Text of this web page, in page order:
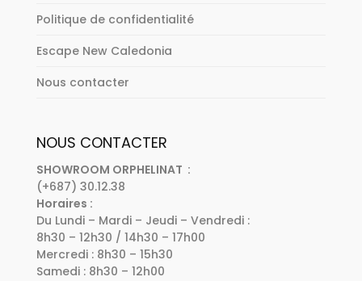
Politique de confidentialité
Escape New Caledonia
Nous contacter
NOUS CONTACTER
SHOWROOM ORPHELINAT :
(+687) 30.12.38
Horaires :
Du Lundi – Mardi – Jeudi – Vendredi :
8h30 – 12h30 / 14h30 – 17h00
Mercredi : 8h30 – 15h30
Samedi : 8h30 – 12h00